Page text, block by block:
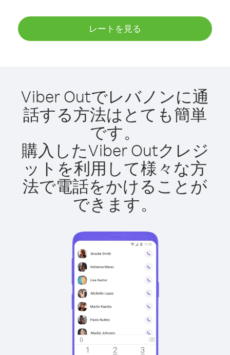
レートを見る
Viber Outでレバノンに通
話する方法はとても簡単
です。
購入したViber Outクレジ
ットを利用して様々な方
法で電話をかけることが
できます。